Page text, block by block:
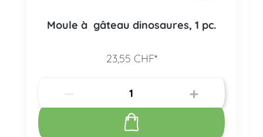
Moule à gâteau dinosaures, 1 pc.
23,55 CHF*